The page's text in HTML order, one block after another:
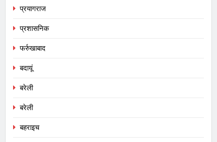
प्रयागराज
प्रशासनिक
फर्रुखाबाद
बदायूं
बरेली
बरेली
बहराइच